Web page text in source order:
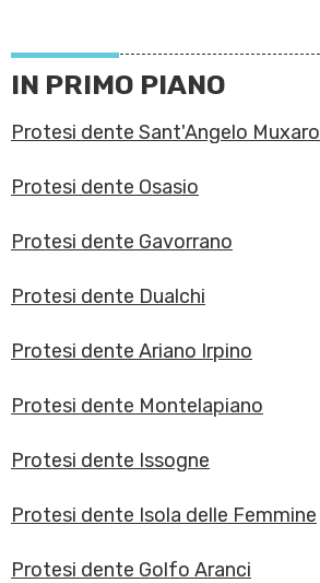
IN PRIMO PIANO
Protesi dente Sant'Angelo Muxaro
Protesi dente Osasio
Protesi dente Gavorrano
Protesi dente Dualchi
Protesi dente Ariano Irpino
Protesi dente Montelapiano
Protesi dente Issogne
Protesi dente Isola delle Femmine
Protesi dente Golfo Aranci